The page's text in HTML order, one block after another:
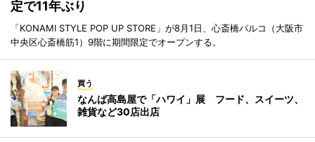
定で11年ぶり
「KONAMI STYLE POP UP STORE」が8月1日、心斎橋パルコ（大阪市
中央区心斎橋筋1）9階に期間限定でオープンする。
買う
なんば高島屋で「ハワイ」展 フード、スイーツ、
雑貨など30店出店